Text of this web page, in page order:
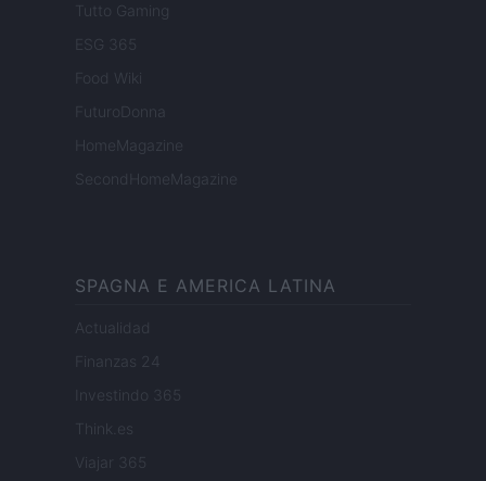
Tutto Gaming
ESG 365
Food Wiki
FuturoDonna
HomeMagazine
SecondHomeMagazine
SPAGNA E AMERICA LATINA
Actualidad
Finanzas 24
Investindo 365
Think.es
Viajar 365